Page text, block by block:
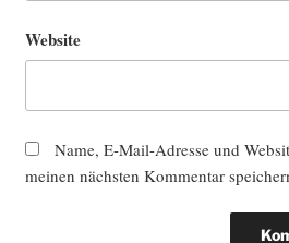
Website
Name, E-Mail-Adresse und
meinen nächsten Kommentar